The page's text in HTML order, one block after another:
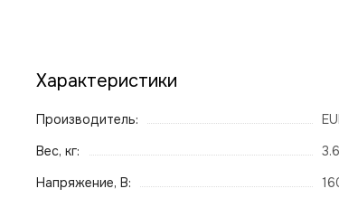
Характеристики
Производитель:
Вес, кг:
3.6
Напряжение, В: